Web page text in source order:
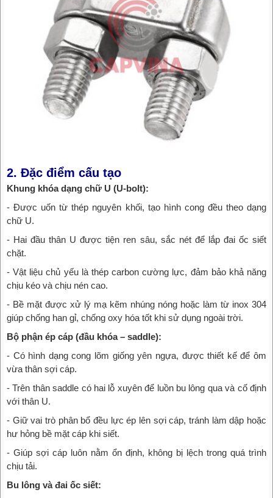
2. Đặc điểm cấu tạo
Khung khóa dạng chữ U (U-bolt):
- Được uốn từ thép nguyên khối, tạo hình cong đều theo dạng
chữ U.
- Hai đầu thân U được tiện ren sâu, sắc nét để lắp đai ốc siết
chặt.
- Vật liệu chủ yếu là thép carbon cường lực, đảm bảo khả năng
chịu kéo và chịu nén cao.
- Bề mặt được xử lý mạ kẽm nhúng nóng hoặc làm từ inox 304
giúp chống han gỉ, chống oxy hóa tốt khi sử dụng ngoài trời.
Bộ phận ép cáp (đầu khóa – saddle):
- Có hình dạng cong lõm giống yên ngựa, được thiết kế để ôm
vừa thân sợi cáp.
- Trên thân saddle có hai lỗ xuyên để luồn bu lông qua và cố định
với thân U.
- Giữ vai trò phân bổ đều lực ép lên sợi cáp, tránh làm dập hoặc
hư hỏng bề mặt cáp khi siết.
- Giúp sợi cáp luôn nằm ổn định, không bị lệch trong quá trình
chịu tải.
Bu lông và đai ốc siết: